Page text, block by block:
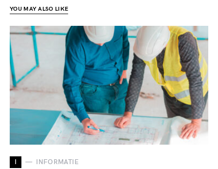
YOU MAY ALSO LIKE
I INFORMATIE